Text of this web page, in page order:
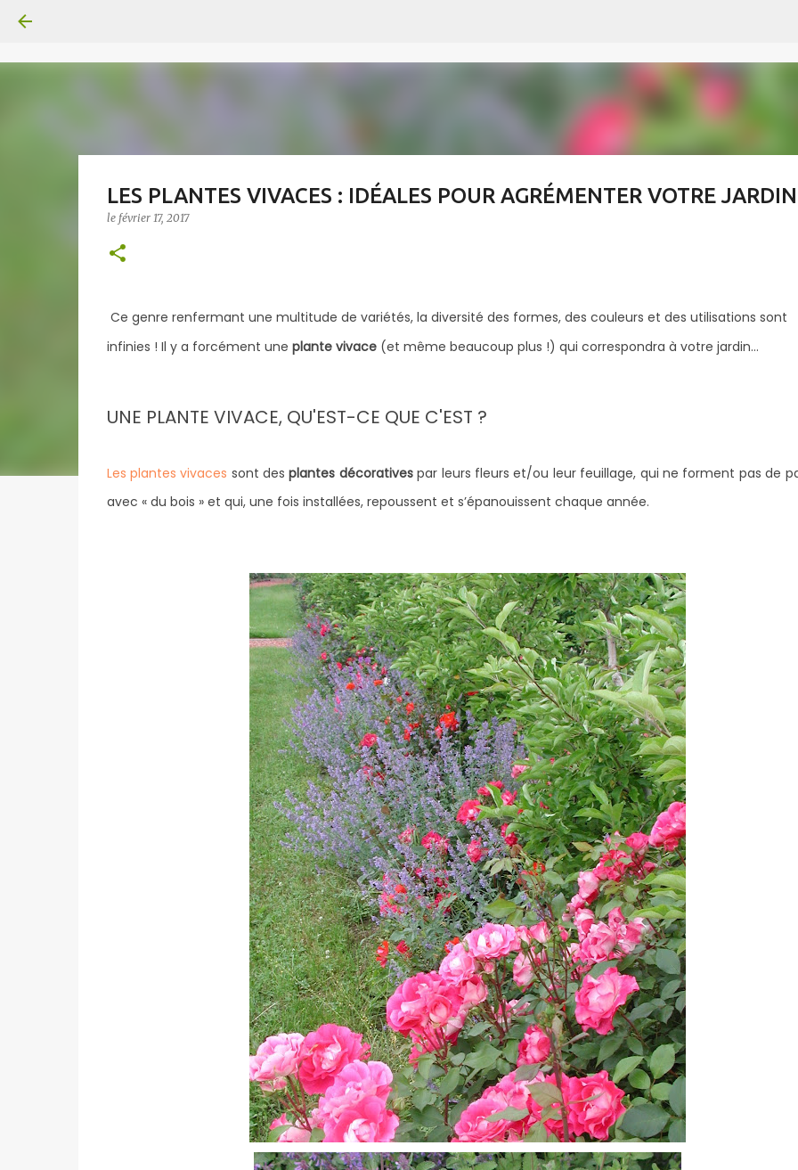
LES PLANTES VIVACES : IDÉALES POUR AGRÉMENTER VOTRE JARDIN
le février 17, 2017
Ce genre renfermant une multitude de variétés, la diversité des formes, des couleurs et des utilisations sont
infinies ! Il y a forcément une plante vivace(et même beaucoup plus !) qui correspondra à votre jardin…
UNE PLANTE VIVACE, QU'EST-CE QUE C'EST ?
Les plantes vivaces sont desplantes décorativespar leurs fleurs et/ou leur feuillage, qui ne forment pas de
avec « du bois » et qui, une fois installées, repoussent et s’épanouissent chaque année.